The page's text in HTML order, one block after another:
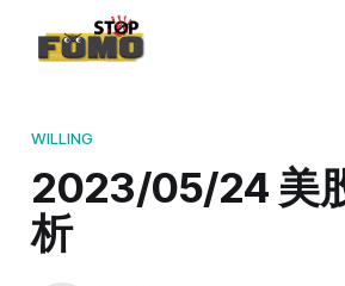
WILLING
2023/05/24 美
析